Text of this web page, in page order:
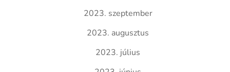
2023. szeptember
2023. augusztus
2023. július